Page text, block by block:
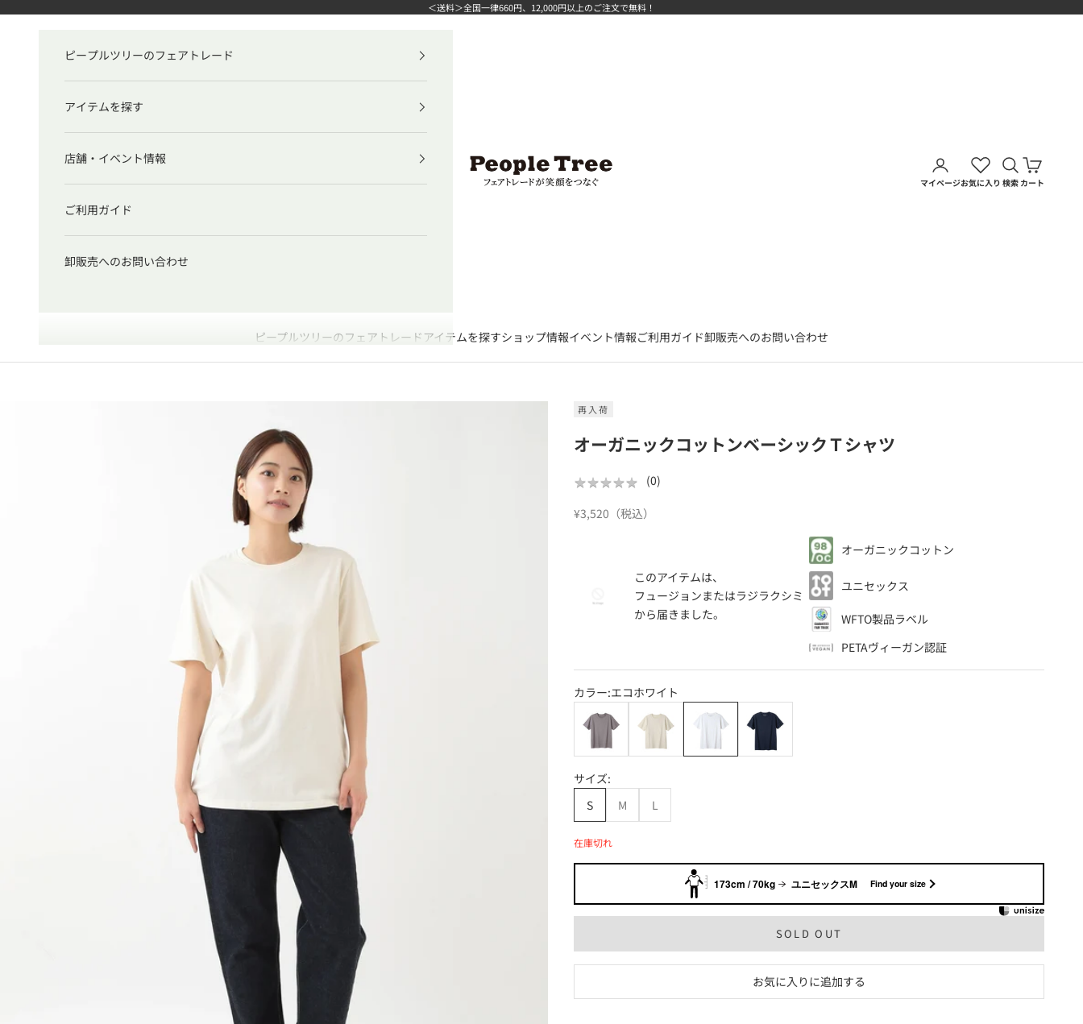
＜送料＞全国一律660円、12,000円以上のご注文で無料！
ピープルツリー公式オンラインショップ
ピープルツリーのフェアトレード アイテムを探すショップ情報イベント情報ご利用ガイド卸販売へのお問い合わせ
アカウントページに移動す
マイページお気に入り
検索を開く
検索
カートを
カート
ピープルツリーのフェアトレード
アイテムを探す
店舗・イベント情報
ご利用ガイド
卸販売へのお問い合わせ
再入荷
オーガニックコットンベーシックＴシャツ
★★★★★
★★★★★ (0)
セール価格
¥3,520（税込）
このアイテムは、
フュージョンまたはラジラクシミ
から届きました。
オーガニックコットン
ユニセックス
WFTO製品ラベル
PETAヴィーガン認証
カラー:エコホワイト
グレイ
生成り エコホワイト ネイビー
サイズ:
S
M L
在庫切れ
173cm / 70kg ユニセックスM Find your size
SOLD OUT
お気に入りに追加する